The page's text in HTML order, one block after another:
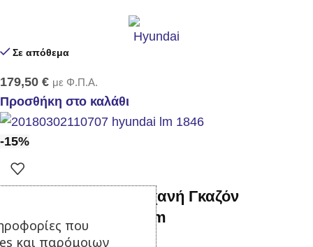
Σε απόθεμα
179,50 € με Φ.Π.Α.
Προσθήκη στο καλάθι
-15%
Hyundai LM 1846 Μηχανή Γκαζόν
Ηλεκτρική 1800w 46cm
που
και παρόμοιων